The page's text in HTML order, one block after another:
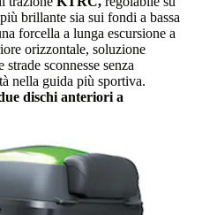
brillante sia sui fondi a bassa
forcella a lunga escursione a
orizzontale, soluzione
sconnesse senza
nella guida più sportiva.
dischi anteriori a